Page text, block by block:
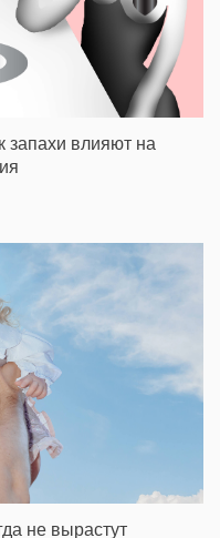
влияют на
не вырастут